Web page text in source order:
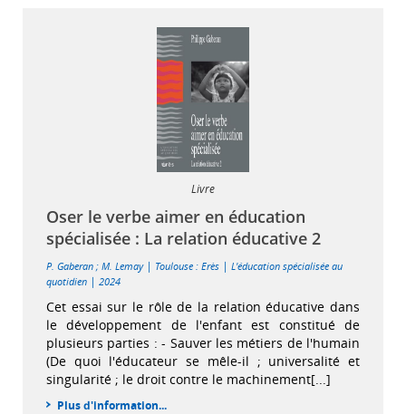
Livre
Oser le verbe aimer en éducation
spécialisée : La relation éducative 2
P. Gaberan ; M. Lemay | Toulouse : Erès | L'éducation spécialisée au
quotidien | 2024
Cet essai sur le rôle de la relation éducative dans
le développement de l'enfant est constitué de
plusieurs parties : - Sauver les métiers de l'humain
(De quoi l'éducateur se mêle-il ; universalité et
singularité ; le droit contre le machinement[...]
Plus d'information...